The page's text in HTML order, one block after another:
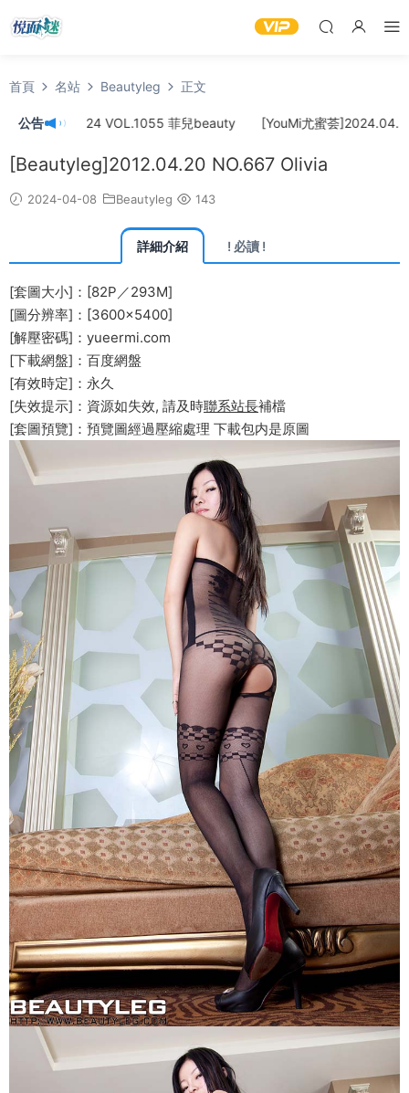
首頁 名站 Beautyleg 正文
公告
]2024.04.24 VOL.1055 菲兒beauty [YouMi尤蜜荟]2024.04.22
[Beautyleg]2012.04.20 NO.667 Olivia
2024-04-08 Beautyleg 143
詳細介紹 ! 必讀 !
[套圖大小]：[82P／293M]
[圖分辨率]：[3600×5400]
[解壓密碼]：yueermi.com
[下載網盤]：百度網盤
[有效時定]：永久
[失效提示]：資源如失效, 請及時聯系站長補檔
[套圖預覽]：預覽圖經過壓縮處理 下載包内是原圖